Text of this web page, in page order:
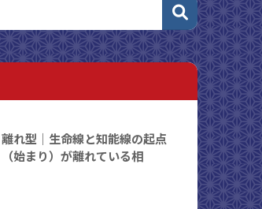
離れ型｜生命線と知能線の起点
（始まり）が離れている相